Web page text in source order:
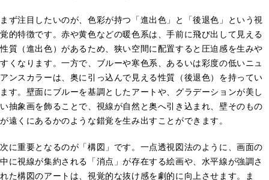
まず注目したいのが、色彩が持つ「進出色」と「後退色」という視
覚的特徴です。赤や黄色などの暖色系は、手前に飛び出して見える
性質（進出色）があるため、狭い空間に配置すると圧迫感を生みや
すくなります。一方で、ブルーや寒色系、あるいは彩度の低いニュ
アンスカラーは、奥に引っ込んで見える性質（後退色）を持ってい
ます。壁面にブルーを基調としたアートや、グラデーションが美し
い抽象画を飾ることで、視線が自然と奥へ引き込まれ、壁そのもの
が遠くにあるかのような錯覚を生み出すことができます。
次に重要となるのが「構図」です。一点透視図法のように、画面の
中に視線が集約される「消点」が存在する絵画や、水平線が強調さ
れた構図のアートは、視覚的な抜け感を劇的に向上させます。ま